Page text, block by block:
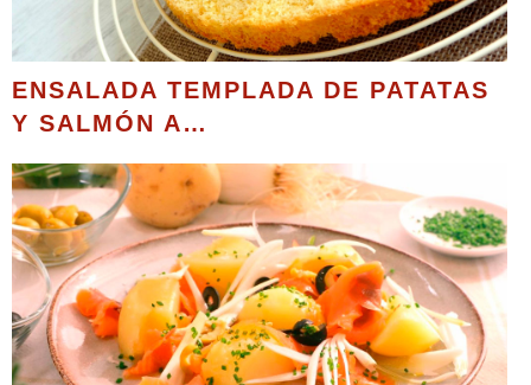
ENSALADA TEMPLADA DE PATATAS
Y SALMÓN A…